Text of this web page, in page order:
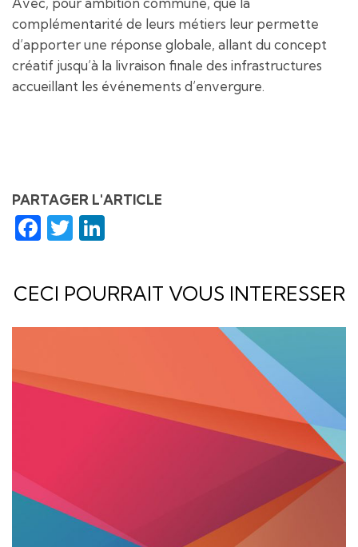
complémentarité de leurs métiers leur permette
d’apporter une réponse globale, allant du concept
créatif jusqu’à la livraison finale des infrastructures
accueillant les événements d’envergure.
PARTAGER L'ARTICLE
Facebook
Twitter
CECI POURRAIT VOUS INTERESSER